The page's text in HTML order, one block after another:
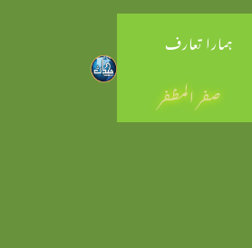
ہمارا تعارف
صفر المظفر